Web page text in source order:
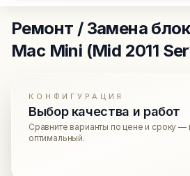
Ремонт / Замена
Mac Mini (Mid 2011
КОНФИГУРАЦИЯ
Выбор качества и работ
Сравните варианты по цене и сроку —
оптимальный.